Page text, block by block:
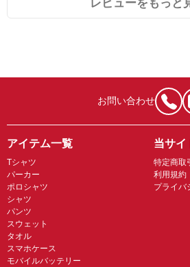
レビューをもっと
お問い合わせ
アイテム一覧
Tシャツ
パーカー
ポロシャツ
シャツ
パンツ
スウェット
タオル
スマホケース
モバイルバッテリー
当サイ
特定商取
利用規約
プライバ